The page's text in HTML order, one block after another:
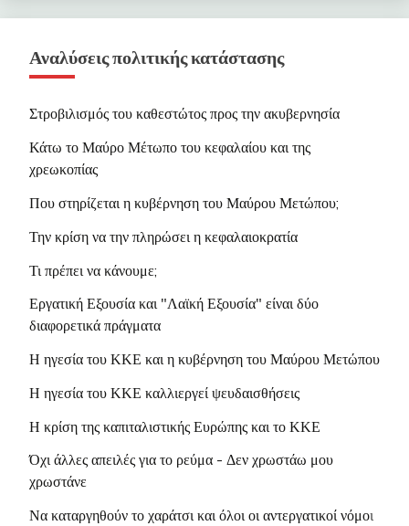
Δεκέμβρης 2005- Ιστορικά κείμενα
Ειδική Έκδοση Νο 4 - Νοέμβρης
μίσος ανάμεσα στους εργάτες και
τους λαούς
Ειδική Έκδοση Νο 3 -
Σεπτέμβρης 2005
- Θέσεις &
προτάσεις για το Ενιαίο Μέτωπο
Πάλης
πάρει ως τώρα κανένα μάθημα
καταστροφής
•Προτάσεις της Δανάη Χ. (εκπροσ.
Ιδρ. Μελ. ΝΚΑ) στο Δ.Σ. 2/4/2012
•Η αυτοαποκάλυψη ενός νεόκοπου
Εργατικό Μέτωπο
Τρίαινα"
•Όλες οι Ανακοινώσεις του ΝΚΑ
•To Blogspot του ΝΚΑ
Αναλύσεις πολιτικής κατάστασης
Στροβιλισμός του καθεστώτος προς την ακυβερνησία
Κάτω το Μαύρο Μέτωπο του κεφαλαίου και της
χρεωκοπίας
Που στηρίζεται η κυβέρνηση του Μαύρου Μετώπου;
Την κρίση να την πληρώσει η κεφαλαιοκρατία
Τι πρέπει να κάνουμε;
Εργατική Εξουσία και "Λαϊκή Εξουσία" είναι δύο
διαφορετικά πράγματα
Η ηγεσία του ΚΚΕ και η κυβέρνηση του Μαύρου Μετώπου
Η ηγεσία του ΚΚΕ καλλιεργεί ψευδαισθήσεις
Η κρίση της καπιταλιστικής Ευρώπης και το ΚΚΕ
Όχι άλλες απειλές για το ρεύμα - Δεν χρωστάω μου
χρωστάνε
Να καταργηθούν το χαράτσι και όλοι οι αντεργατικοί νόμοι